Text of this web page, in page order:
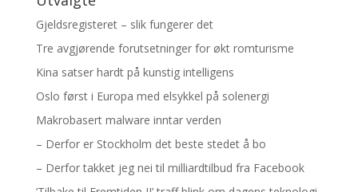
Gjeldsregisteret – slik fungerer det
Tre avgjørende forutsetninger for økt romturisme
Kina satser hardt på kunstig intelligens
Oslo først i Europa med elsykkel på solenergi
Makrobasert malware inntar verden
– Derfor er Stockholm det beste stedet å bo
– Derfor takket jeg nei til milliardtilbud fra Facebook